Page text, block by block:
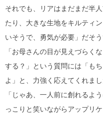
それでも、リアはまだまだ半
たり、大きな生地をキルティ
いそうで、勇気が必要」だそう
「お母さんの目が見えづらく
する？」という質問には「も
よ」と、力強く応えてくれまし
「じゃあ、一人前に創れるよ
っこりと笑いながらアップリケ